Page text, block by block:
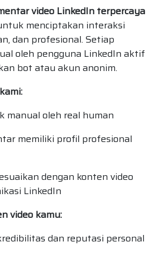
video LinkedIn terpercaya
menciptakan interaksi
dan profesional. Setiap
oleh pengguna LinkedIn aktif
bot atau akun anonim.
manual oleh real human
memiliki profil profesional
dengan konten video
LinkedIn
video kamu:
dan reputasi personal